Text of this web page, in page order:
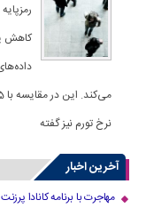
کاهش
نرخ تورم نیز گفته
آخرین اخبار
مهاجرت با برنامه کانادا